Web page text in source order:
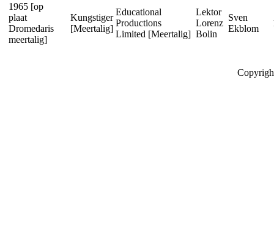
1965 [op
plaat
Dromedaris
meertalig]
Kungstiger
[Meertalig]
Educational
Productions
Limited [Meertalig]
Lektor
Lorenz
Bolin
Sven
Ekblom